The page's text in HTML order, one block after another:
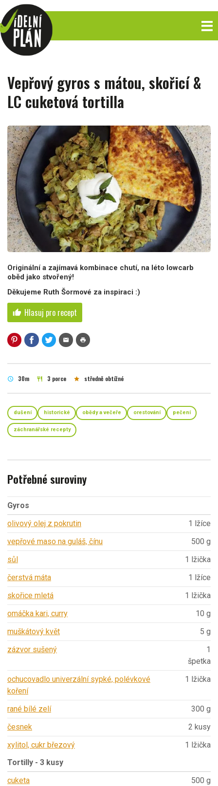
Vepřový gyros s mátou, skořicí &
LC cuketová tortilla
Originální a zajímavá kombinace chutí, na léto lowcarb
oběd jako stvořený!
Děkujeme Ruth Šormové za inspiraci :)
thumb_up Hlasuj pro recept
mail print
schedule 30m restaurant 3 porce star středně obtížné
dušení historické obědy a večeře orestování pečení
záchranářské recepty
Potřebné suroviny
Gyros
olivový olej z pokrutin
1 lžíce
vepřové maso na guláš, čínu
500 g
sůl
1 lžička
čerstvá máta
1 lžíce
skořice mletá
1 lžička
omáčka kari, curry
10 g
muškátový květ
5 g
zázvor sušený
1
špetka
ochucovadlo univerzální sypké, polévkové
koření
1 lžička
rané bílé zelí
300 g
česnek
2 kusy
xylitol, cukr březový
1 lžička
Tortilly - 3 kusy
cuketa
500 g